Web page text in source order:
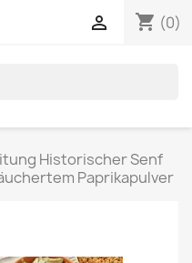
shopping_cart (0)

Historischer Senf
Paprikapulver